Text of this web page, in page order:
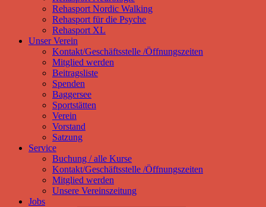
Rehasport Nordic Walking
Rehasport für die Psyche
Rehasport XL
Unser Verein
Kontakt/Geschäftsstelle /Öffnungszeiten
Mitglied werden
Beitragsliste
Spenden
Baggersee
Sportstätten
Verein
Vorstand
Satzung
Service
Buchung / alle Kurse
Kontakt/Geschäftsstelle /Öffnungszeiten
Mitglied werden
Unsere Vereinszeitung
Jobs